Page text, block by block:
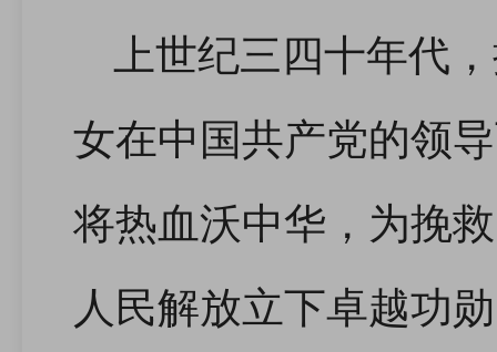
上世纪三四十年代
女在中国共产党的领
将热血沃中华，为挽
人民解放立下卓越功